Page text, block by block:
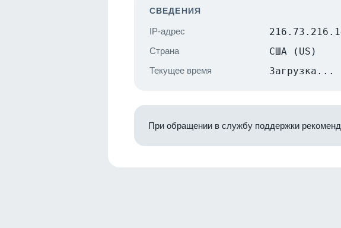
СВЕДЕНИЯ
IP-адрес
Страна США (US)
Текущее время Загрузка...
При обращении в службу поддержки